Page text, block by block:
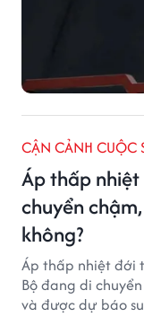
CẬN CẢNH CUỘC
Áp thấp nhiệt
chuyển
không?
Áp thấp nhiệt đới
Bộ đang di
và được dự báo